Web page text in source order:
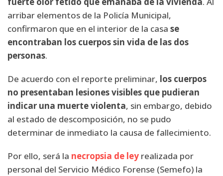
arribar elementos de la Policía Municipal,
confirmaron que en el interior de la casa se
encontraban los cuerpos sin vida de las dos
personas.
De acuerdo con el reporte preliminar, los cuerpos
no presentaban lesiones visibles que pudieran
indicar una muerte violenta, sin embargo, debido
al estado de descomposición, no se pudo
determinar de inmediato la causa de fallecimiento.
Por ello, será la necropsia de ley realizada por
personal del Servicio Médico Forense (Semefo) la